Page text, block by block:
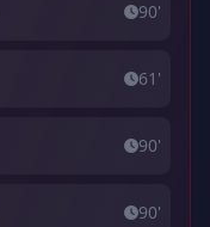
90'
61'
90'
90'